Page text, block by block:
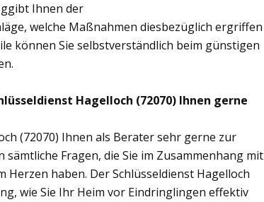
Ihnen der
welche Maßnahmen diesbezüglich ergriffen
können Sie selbstverständlich beim günstigen
Hagelloch (72070) Ihnen gerne
(72070) Ihnen als Berater sehr gerne zur
Fragen, die Sie im Zusammenhang mit
haben. Der Schlüsseldienst Hagelloch
wie Sie Ihr Heim vor Eindringlingen effektiv